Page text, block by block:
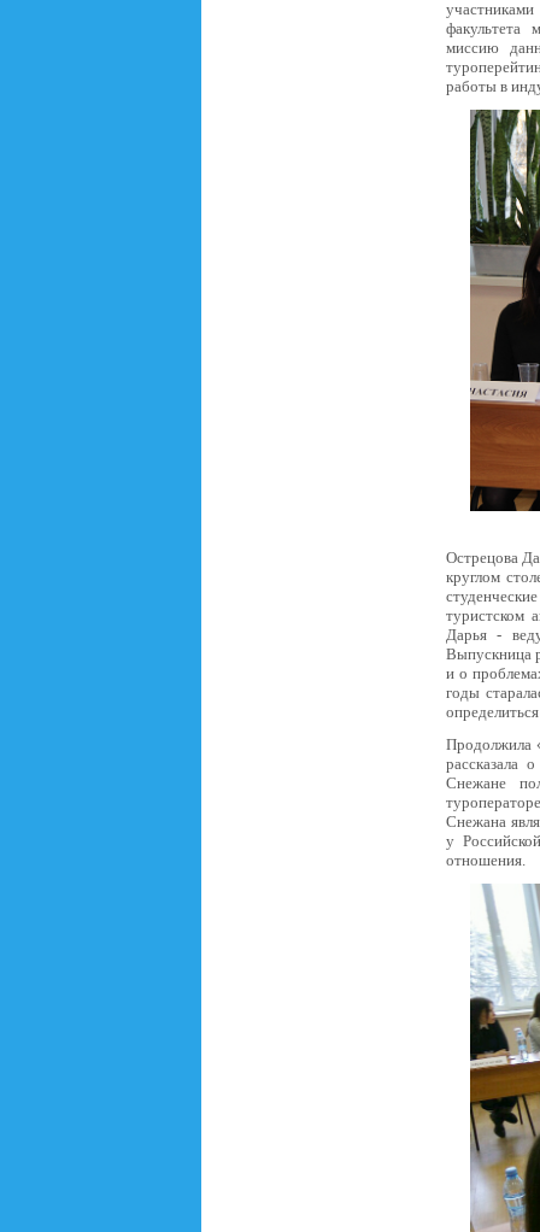
факультета
миссию
работы в
Острецова
круглом
туристском
Дарья -
Выпускница
и о
годы
Продолжила
рассказала
Снежане
Снежана
у
отношения.